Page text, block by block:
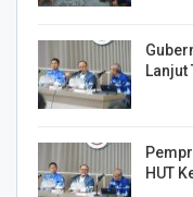
Lanjut
HUT